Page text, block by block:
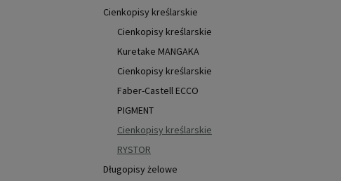
Cienkopisy kreślarskie
Cienkopisy kreślarskie
Kuretake MANGAKA
Cienkopisy kreślarskie
Faber-Castell ECCO
PIGMENT
Cienkopisy kreślarskie
RYSTOR
Długopisy żelowe